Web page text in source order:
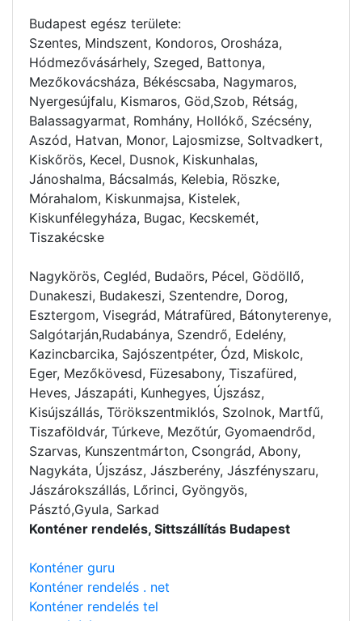
Budapest egész területe:
Szentes, Mindszent, Kondoros, Orosháza,
Hódmezővásárhely, Szeged, Battonya,
Mezőkovácsháza, Békéscsaba, Nagymaros,
Nyergesújfalu, Kismaros, Göd,Szob, Rétság,
Balassagyarmat, Romhány, Hollókő, Szécsény,
Aszód, Hatvan, Monor, Lajosmizse, Soltvadkert,
Kiskőrös, Kecel, Dusnok, Kiskunhalas,
Jánoshalma, Bácsalmás, Kelebia, Röszke,
Mórahalom, Kiskunmajsa, Kistelek,
Kiskunfélegyháza, Bugac, Kecskemét,
Tiszakécske
Nagykörös, Cegléd, Budaörs, Pécel, Gödöllő,
Dunakeszi, Budakeszi, Szentendre, Dorog,
Esztergom, Visegrád, Mátrafüred, Bátonyterenye,
Salgótarján,Rudabánya, Szendrő, Edelény,
Kazincbarcika, Sajószentpéter, Ózd, Miskolc,
Eger, Mezőkövesd, Füzesabony, Tiszafüred,
Heves, Jászapáti, Kunhegyes, Újszász,
Kisújszállás, Törökszentmiklós, Szolnok, Martfű,
Tiszaföldvár, Túrkeve, Mezőtúr, Gyomaendrőd,
Szarvas, Kunszentmárton, Csongrád, Abony,
Nagykáta, Újszász, Jászberény, Jászfényszaru,
Jászárokszállás, Lőrinci, Gyöngyös,
Pásztó,Gyula, Sarkad
Konténer rendelés, Sittszállítás Budapest
Konténer guru
Konténer rendelés . net
Konténer rendelés tel